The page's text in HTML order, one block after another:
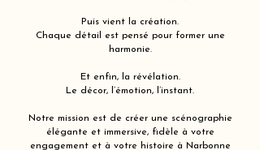
Puis vient la création.
Chaque détail est pensé pour former une
harmonie.
Et enfin, la révélation.
Le décor, l’émotion, l’instant.
Notre mission est de créer une scénographie
élégante et immersive, fidèle à votre
engagement et à votre histoire à Narbonne